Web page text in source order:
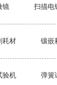
镜 扫描电
耗材 镶嵌
验机 弹簧